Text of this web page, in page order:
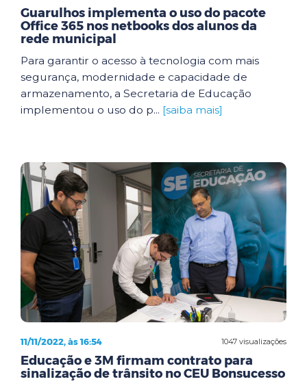
Guarulhos implementa o uso do pacote
Office 365 nos netbooks dos alunos da
rede municipal
Para garantir o acesso à tecnologia com mais
segurança, modernidade e capacidade de
armazenamento, a Secretaria de Educação
implementou o uso do p... [saiba mais]
1047 visualizações
11/11/2022, às 16:54
Educação e 3M firmam contrato para
sinalização de trânsito no CEU Bonsucesso